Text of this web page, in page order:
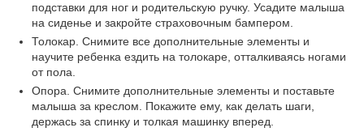
подставки для ног и родительскую ручку. Усадите малыша
на сиденье и закройте страховочным бампером.
Толокар. Снимите все дополнительные элементы и
научите ребенка ездить на толокаре, отталкиваясь ногами
от пола.
Опора. Снимите дополнительные элементы и поставьте
малыша за креслом. Покажите ему, как делать шаги,
держась за спинку и толкая машинку вперед.